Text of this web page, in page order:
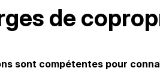
de
sont compétentes pour